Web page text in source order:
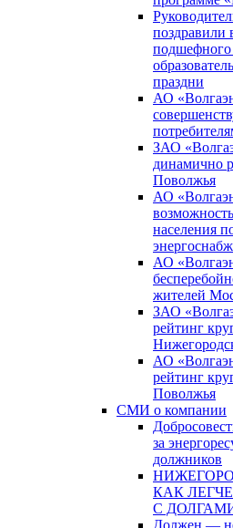
поздравили
праздни
АО
ЗАО
динамично
Поволжья
АО
населения
АО
жителей
ЗАО
рейтинг
АО
рейтинг
Поволжья
СМИ о компании
за
должников
КАК
С